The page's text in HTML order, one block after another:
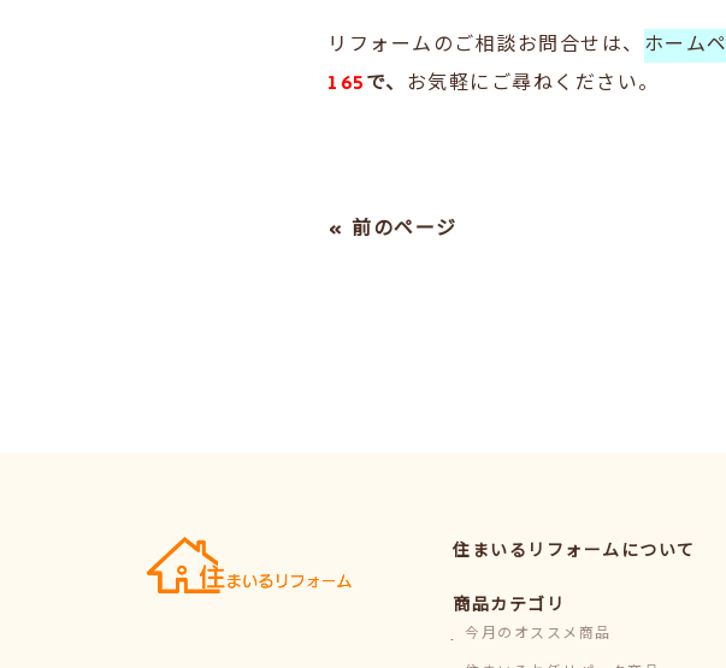
リフォームのご相談お問合せは、 ホーム
165で、 お気軽にご尋ねください。
« 前のページ
住まいるリフォームについて
商品カテゴリ
今月のオススメ商品